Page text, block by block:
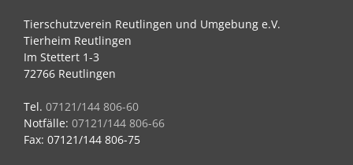
Tierschutzverein Reutlingen und Umgebung e.V.
Tierheim Reutlingen
Im Stettert 1-3
72766 Reutlingen
Tel. 07121/144 806-60
Notfälle: 07121/144 806-66
Fax: 07121/144 806-75